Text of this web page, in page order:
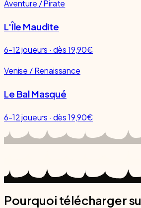
Aventure / Pirate
L'Île Maudite
6-12 joueurs · dès 19,90€
Venise / Renaissance
Le Bal Masqué
6-12 joueurs · dès 19,90€
Pourquoi télécharger